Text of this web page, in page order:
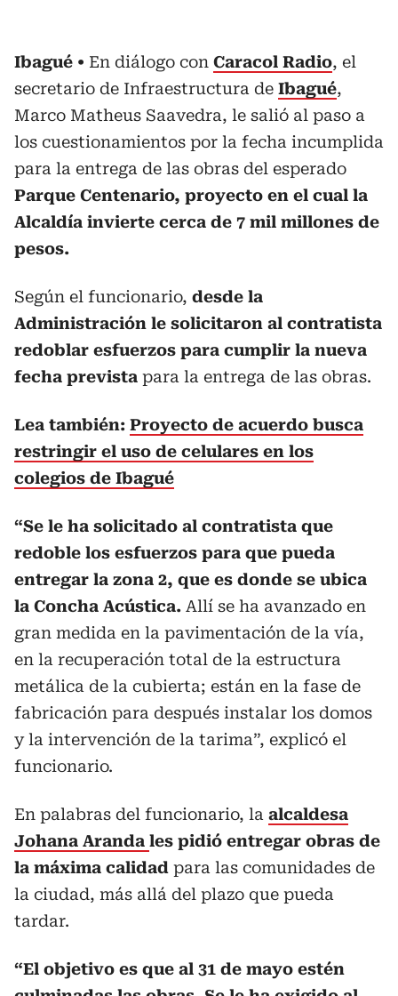
Ibagué En diálogo con Caracol Radio, el
secretario de Infraestructura de Ibagué,
Marco Matheus Saavedra, le salió al paso a
los cuestionamientos por la fecha incumplida
para la entrega de las obras del esperado
Parque Centenario, proyecto en el cual la
Alcaldía invierte cerca de 7 mil millones de
pesos.
Según el funcionario, desde la
Administración le solicitaron al contratista
redoblar esfuerzos para cumplir la nueva
fecha prevista para la entrega de las obras.
Lea también: Proyecto de acuerdo busca
restringir el uso de celulares en los
colegios de Ibagué
“Se le ha solicitado al contratista que
redoble los esfuerzos para que pueda
entregar la zona 2, que es donde se ubica
la Concha Acústica. Allí se ha avanzado en
gran medida en la pavimentación de la vía,
en la recuperación total de la estructura
metálica de la cubierta; están en la fase de
fabricación para después instalar los domos
y la intervención de la tarima”, explicó el
funcionario.
En palabras del funcionario, la alcaldesa
Johana Aranda les pidió entregar obras de
la máxima calidad para las comunidades de
la ciudad, más allá del plazo que pueda
tardar.
“El objetivo es que al 31 de mayo estén